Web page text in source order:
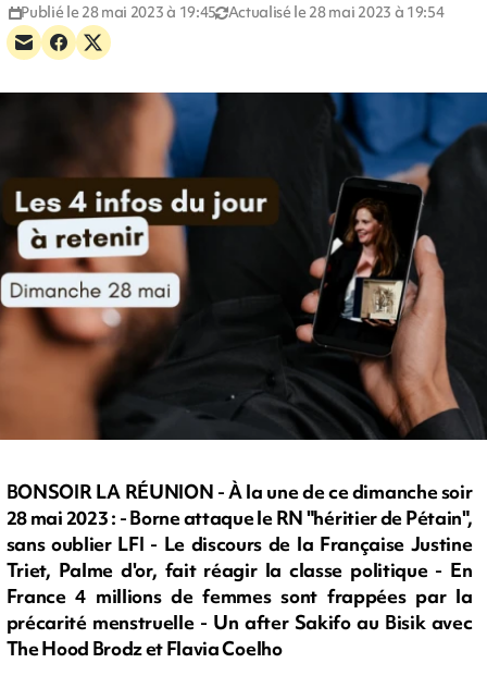
Publié le 28 mai 2023 à 19:45 Actualisé le 28 mai 2023 à 19:54
BONSOIR LA RÉUNION - À la une de ce dimanche soir
28 mai 2023 : - Borne attaque le RN "héritier de Pétain",
sans oublier LFI - Le discours de la Française Justine
Triet, Palme d'or, fait réagir la classe politique - En
France 4 millions de femmes sont frappées par la
précarité menstruelle - Un after Sakifo au Bisik avec
The Hood Brodz et Flavia Coelho